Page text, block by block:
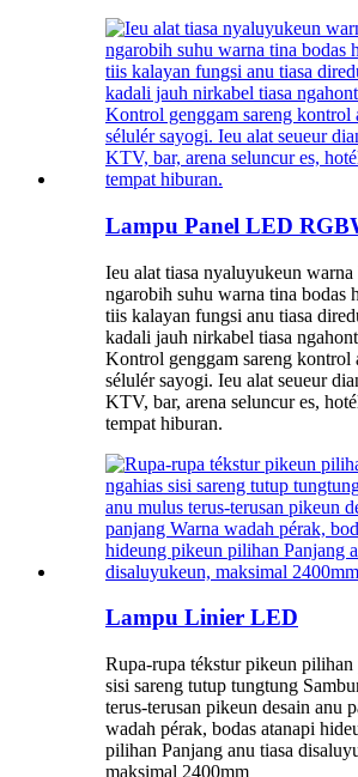
Lampu Panel LED
Ieu alat tiasa nyaluyukeun
ngarobih suhu warna tina bodas
tiis kalayan fungsi anu tiasa
kadali jauh nirkabel tiasa
Kontrol genggam sareng kontrol
sélulér sayogi. Ieu alat seueur
KTV, bar, arena seluncur es,
tempat hiburan.
Lampu Linier LED
Rupa-rupa tékstur pikeun pilihan
sisi sareng tutup tungtung
terus-terusan pikeun desain anu
wadah pérak, bodas atanapi
pilihan Panjang anu tiasa
maksimal 2400mm